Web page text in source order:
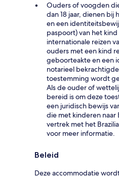
Ouders of voogden
dan 18 jaar, dienen
en een
paspoort) van het
internationale reizen
ouders met een kind
geboorteakte en een
notarieel
toestemming wordt
Als de ouder of
bereid is om deze
een juridisch bewijs
die met kinderen naar
vertrek met het
voor meer informatie.
Beleid
Deze accommodatie